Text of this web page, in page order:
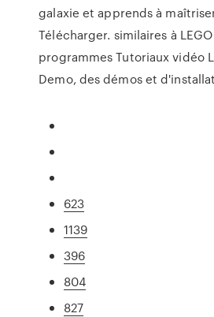
galaxie et apprends à
Télécharger. similaires à
programmes Tutoriaux vidéo
Demo, des démos et
623
1139
396
804
827